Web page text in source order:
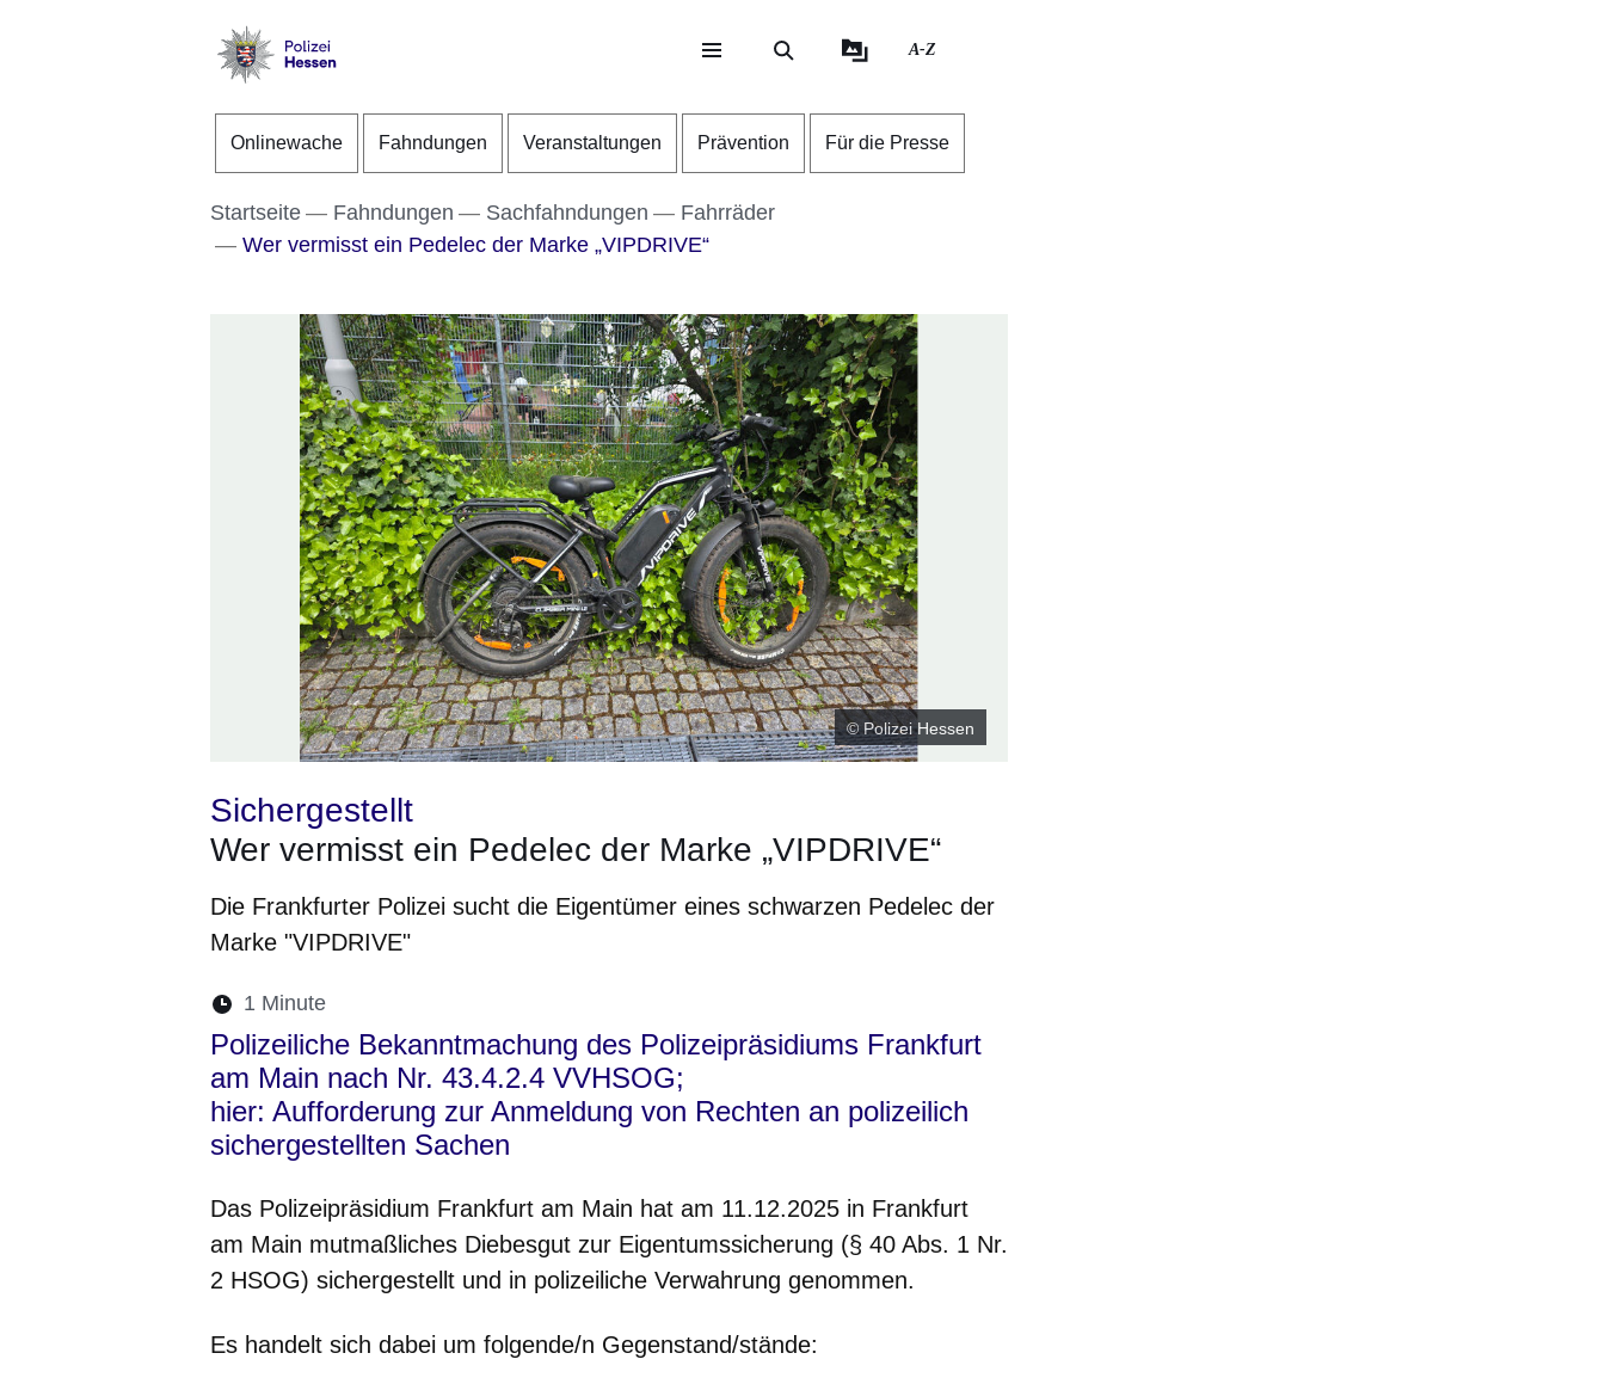
Direkt zum Kopf der Seite
Direkt zum Inhalt
Direkt zum Fuß der Seite
Hessen
A-Z
Onlinewache Fahndungen Veranstaltungen Prävention Für die Presse
Startseite Fahndungen Sachfahndungen
Fahrräder
Wer vermisst ein Pedelec der Marke „VIPDRIVE“
© Polizei Hessen
Sichergestellt
Wer vermisst ein Pedelec der Marke „VIPDRIVE“
Die Frankfurter Polizei sucht die Eigentümer eines schwarzen Pedelec der
Marke "VIPDRIVE"
Lesedauer:
1 Minute
Polizeiliche Bekanntmachung des Polizeipräsidiums Frankfurt
am Main nach Nr. 43.4.2.4 VVHSOG;
hier: Aufforderung zur Anmeldung von Rechten an polizeilich
sichergestellten Sachen
Das Polizeipräsidium Frankfurt am Main hat am 11.12.2025 in Frankfurt
am Main mutmaßliches Diebesgut zur Eigentumssicherung (§ 40 Abs. 1 Nr.
2 HSOG) sichergestellt und in polizeiliche Verwahrung genommen.
Es handelt sich dabei um folgende/n Gegenstand/stände: